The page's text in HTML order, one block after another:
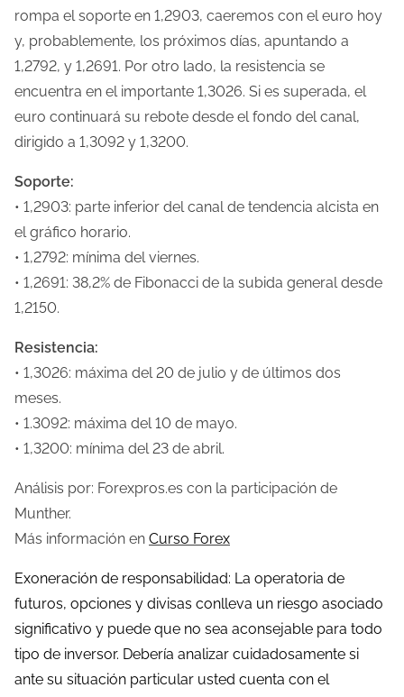
a
rompa el soporte en 1,2903, caeremos con el euro hoy
y, probablemente, los próximos días, apuntando a
1,2792, y 1,2691. Por otro lado, la resistencia se
encuentra en el importante 1,3026. Si es superada, el
euro continuará su rebote desde el fondo del canal,
dirigido a 1,3092 y 1,3200.
Soporte:
• 1,2903: parte inferior del canal de tendencia alcista en
el gráfico horario.
• 1,2792: mínima del viernes.
• 1,2691: 38,2% de Fibonacci de la subida general desde
1,2150.
Resistencia:
• 1,3026: máxima del 20 de julio y de últimos dos
meses.
• 1.3092: máxima del 10 de mayo.
• 1,3200: mínima del 23 de abril.
Análisis por: Forexpros.es con la participación de
Munther.
Más información en Curso Forex
Exoneración de responsabilidad: La operatoria de
futuros, opciones y divisas conlleva un riesgo asociado
significativo y puede que no sea aconsejable para todo
tipo de inversor. Debería analizar cuidadosamente si
ante su situación particular usted cuenta con el